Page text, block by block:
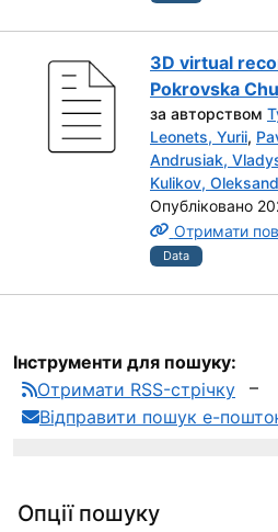
3D virtual
Pokrovska
за авторством
Leonets, Yurii,
Andrusiak,
Kulikov,
Опубліковано
Отримати
Data
Інструменти для пошуку:
Отримати RSS-стрічку
Відправити пошук е-
Опції пошуку